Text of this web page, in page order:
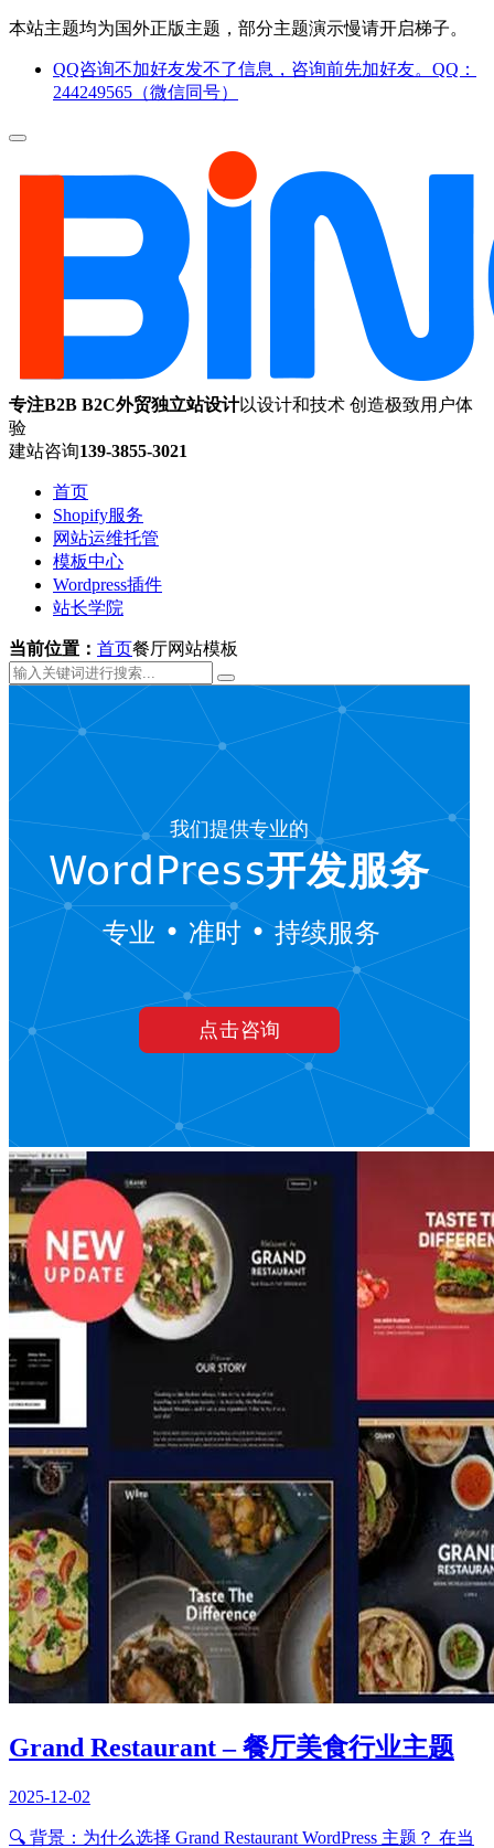
本站主题均为国外正版主题，部分主题演示慢请开启梯子。
QQ咨询不加好友发不了信息，咨询前先加好友。QQ：
244249565（微信同号）
专注B2B B2C外贸独立站设计以设计和技术 创造极致用户体
验
建站咨询139-3855-3021
首页
Shopify服务
网站运维托管
模板中心
Wordpress插件
站长学院
当前位置： 首页餐厅网站模板
Grand Restaurant – 餐厅美食行业主题
2025-12-02
🔍 背景：为什么选择 Grand Restaurant WordPress 主题？ 在当